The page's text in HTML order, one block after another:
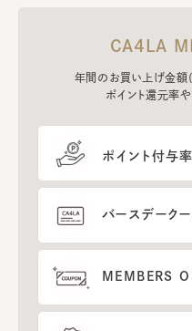
CA4LA
年間のお買い上げ金額(
ポイント還元率や
ポイント付与
バースデーク
MEMBERS